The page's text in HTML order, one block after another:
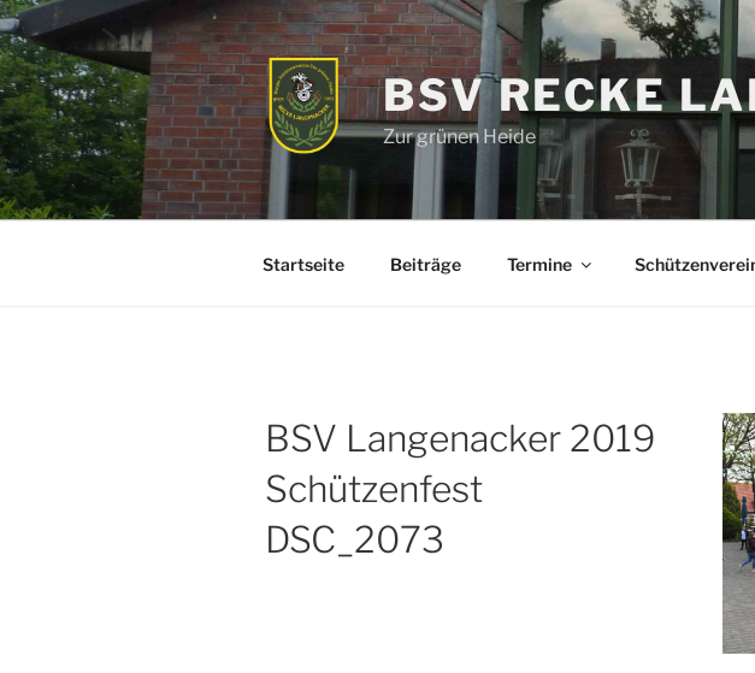
Zum
Inhalt
springen
BSV RECKE
Zur grünen Heide
Startseite Beiträge Termine
BSV Langenacker 2019
Schützenfest
DSC_2073